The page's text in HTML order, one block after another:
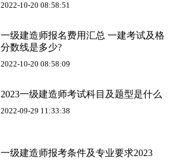
2022-10-20 08:58:51
一级建造师报名费用汇总 一建考试及格
分数线是多少?
2022-10-20 08:58:09
2023一级建造师考试科目及题型是什么
2022-09-29 11:33:38
一级建造师报考条件及专业要求2023